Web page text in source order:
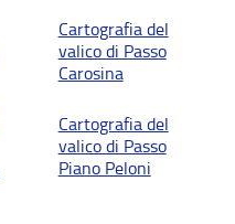
Cartografia del
valico di Passo
Carosina
Cartografia del
valico di Passo
Piano Peloni